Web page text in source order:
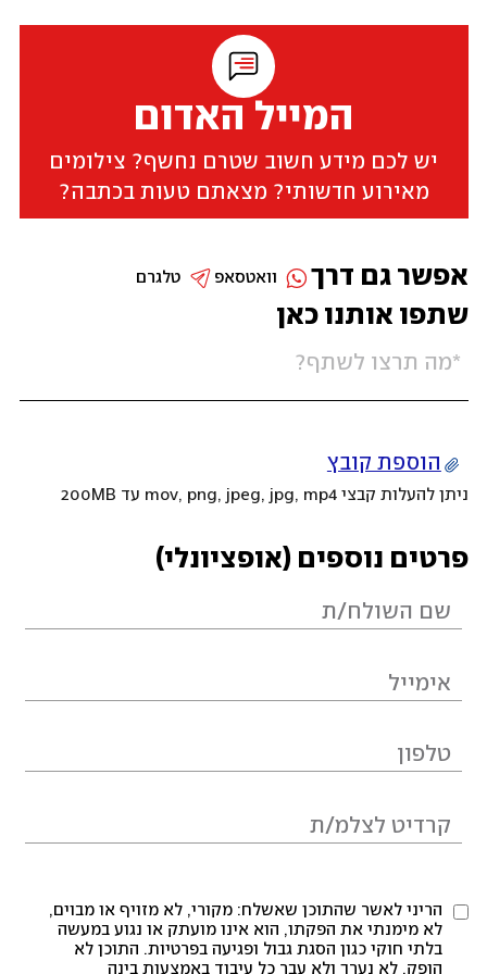
המייל האדום
יש לכם מידע חשוב שטרם נחשף? צילומים
מאירוע חדשותי? מצאתם טעות בכתבה?
שתפו אותנו כאן
הוספת קובץ
ניתן להעלות קבצי mov, png, jpeg, jpg, mp4 עד 200MB
פרטים נוספים (אופציונלי)
הריני לאשר שהתוכן שאשלח: מקורי, לא מזויף או מבוים,
לא מימנתי את הפקתו, הוא אינו מועתק או נגוע במעשה
בלתי חוקי כגון הסגת גבול ופגיעה בפרטיות. התוכן לא
הופק, לא נערך ולא עבר כל עיבוד באמצעות בינה
אפשר גם דרך טלגרם וואטסאפ